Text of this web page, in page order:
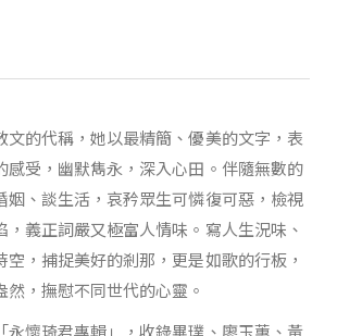
文的代稱，她以最精簡、優美的文字，表
感受，幽默雋永，深入心田。伴隨無數的
姻、談生活，哀矜眾生可憐復可惡，檢視
，義正詞嚴又極富人情味。寫人生況味、
，捕捉美好的剎那，更是如歌的行板，
，撫慰不同世代的心靈。
永懷琦君專輯」，收錄畢璞、廖玉蕙、黃